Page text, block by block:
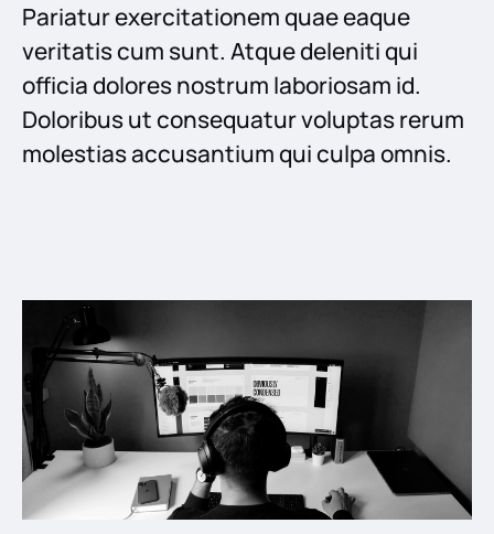
Pariatur exercitationem quae eaque
veritatis cum sunt. Atque deleniti qui
officia dolores nostrum laboriosam id.
Doloribus ut consequatur voluptas rerum
molestias accusantium qui culpa omnis.